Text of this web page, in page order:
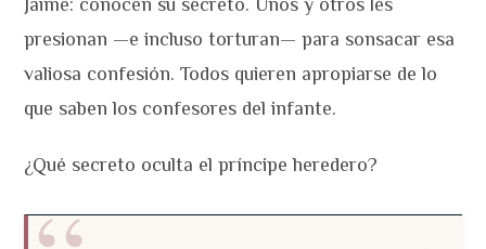
Jaime: conocen su secreto. Unos y otros les
presionan —e incluso torturan— para sonsacar esa
valiosa confesión. Todos quieren apropiarse de lo
que saben los confesores del infante.
¿Qué secreto oculta el príncipe heredero?